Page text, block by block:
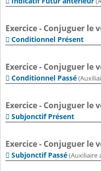
Exercice - Conjuguer le
 Conditionnel Présent
Exercice - Conjuguer le
 Conditionnel Passé
Exercice - Conjuguer le
 Subjonctif Présent
Exercice - Conjuguer le
 Subjonctif Passé(Auxiliaire